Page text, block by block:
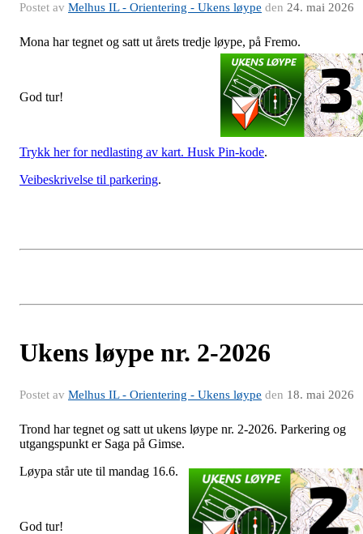
Postet av Melhus IL - Orientering - Ukens løype den 24. mai 2026
Mona har tegnet og satt ut årets tredje løype, på Fremo.
God tur!
Trykk her for nedlasting av kart. Husk Pin-kode.
Veibeskrivelse til parkering.
Ukens løype nr. 2-2026
Postet av Melhus IL - Orientering - Ukens løype den 18. mai 2026
Trond har tegnet og satt ut ukens løype nr. 2-2026. Parkering og
utgangspunkt er Saga på Gimse.
Løypa står ute til mandag 16.6.
God tur!